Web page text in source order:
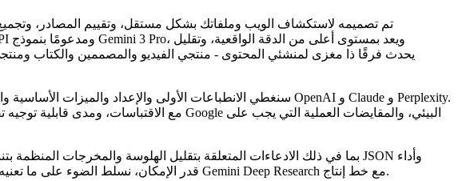
المعايير (HLE و DeepSearchQA و BrowseComp). قدر الإمكان، نسلط الضوء على ما تعنيه هذه الادعاءات لسير العمل الإبداعي الحقيقي وكيف يمكن أن يتناسب Gemini Deep Research مع خط إنتاج.